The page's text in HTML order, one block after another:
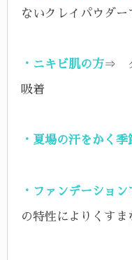
ないクレイパウダー
・ニキビ肌の方⇒ ク
吸着
・夏場の汗をかく季
・ファンデーショ
の特性によりくすま